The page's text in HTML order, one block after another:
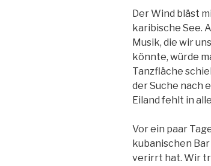
Der Wind bläst
karibische See.
Musik, die wir
könnte, würde
Tanzfläche
der Suche nach
Eiland fehlt in
Vor ein paar
kubanischen
verirrt hat. Wir